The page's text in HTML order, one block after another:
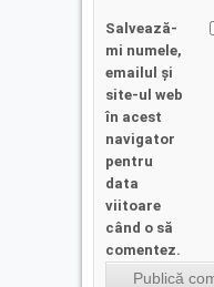
Salvează-
mi numele,
emailul și
site-ul web
în acest
navigator
pentru
data
viitoare
când o să
comentez.